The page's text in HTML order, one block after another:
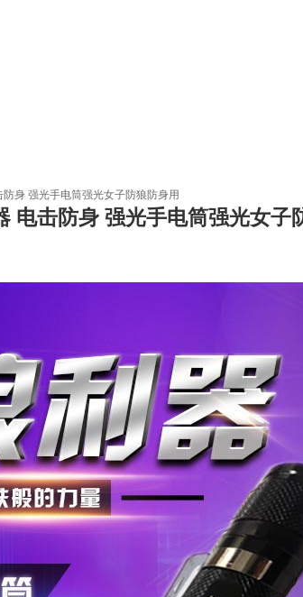
身 强光手电筒强光女子防狼防身用
电击防身 强光手电筒强光女子